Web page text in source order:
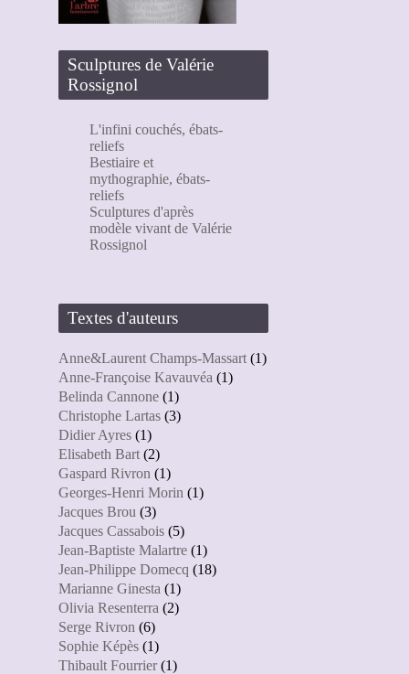
Sculptures de Valérie
Rossignol
L'infini couchés, ébats-
reliefs
Bestiaire et
mythographie, ébats-
reliefs
Sculptures d'après
modèle vivant de Valérie
Rossignol
Textes d'auteurs
Anne&Laurent Champs-Massart (1)
Anne-Françoise Kavauvéa (1)
Belinda Cannone (1)
Christophe Lartas (3)
Didier Ayres (1)
Elisabeth Bart (2)
Gaspard Rivron (1)
Georges-Henri Morin (1)
Jacques Brou (3)
Jacques Cassabois (5)
Jean-Baptiste Malartre (1)
Jean-Philippe Domecq (18)
Marianne Ginesta (1)
Olivia Resenterra (2)
Serge Rivron (6)
Sophie Képès (1)
Thibault Fourrier(1)